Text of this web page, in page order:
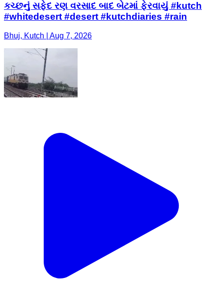
કચ્છનું સફેદ રણ વરસાદ બાદ બેટમાં ફેરવાયું #kutch
#whitedesert #desert #kutchdiaries #rain
Bhuj, Kutch | Aug 7, 2026